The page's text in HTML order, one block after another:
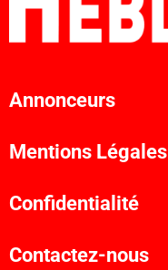
Annonceurs
Mentions Légales
Confidentialité
Contactez-nous